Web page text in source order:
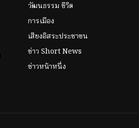
วัฒนธรรม ชีวิต
การเมือง
เสียงอิสระประชาชน
ข่าว Short News
ข่าวหน้าหนึ่ง